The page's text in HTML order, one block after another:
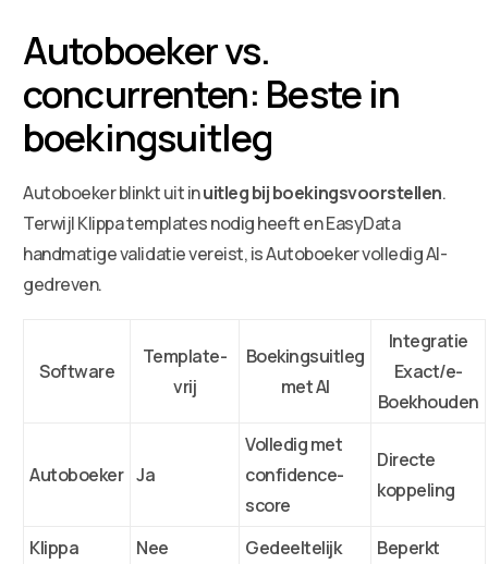
Autoboeker vs.
concurrenten: Beste in
boekingsuitleg
Autoboeker blinkt uit inuitleg bij boekingsvoorstellen.
Terwijl Klippa templates nodig heeft en EasyData
handmatige validatie vereist, is Autoboeker volledig AI-
gedreven.
Software
Template-
vrij
Boekingsuitleg
met AI
Integratie
Exact/e-
Boekhouden
Autoboeker Ja
Volledig met
confidence-
score
Directe
koppeling
Klippa Nee Gedeeltelijk Beperkt